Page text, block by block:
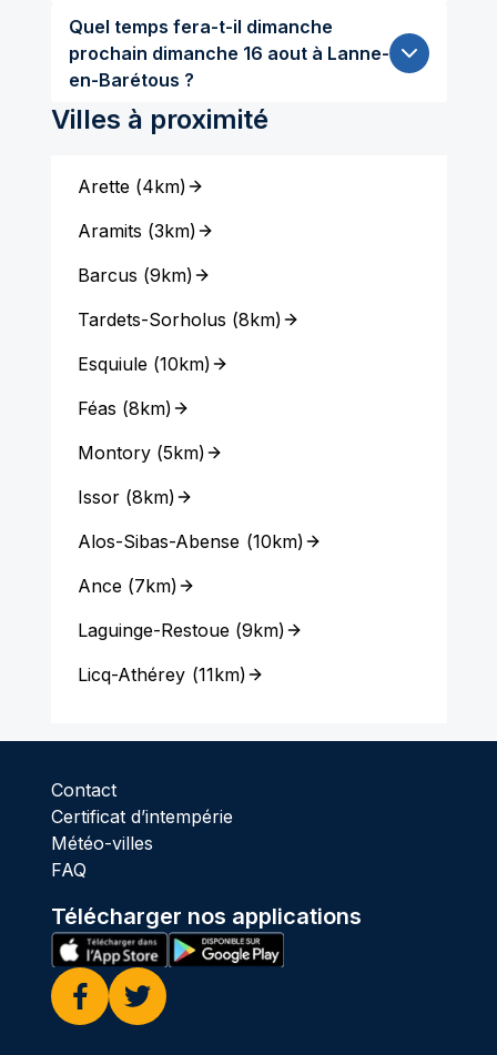
Quel temps fera-t-il dimanche
prochain dimanche 16 aout à Lanne-
en-Barétous ?
Villes à proximité
Arette(4km)
Aramits (3km)
Barcus (9km)
Tardets-Sorholus (8km)
Esquiule(10km)
Féas (8km)
Montory(5km)
Issor(8km)
Alos-Sibas-Abense (10km)
Ance(7km)
Laguinge-Restoue(9km)
Licq-Athérey (11km)
Contact
Certificat d’intempérie
Météo-villes
FAQ
Télécharger nos applications
Facebook
Twitter